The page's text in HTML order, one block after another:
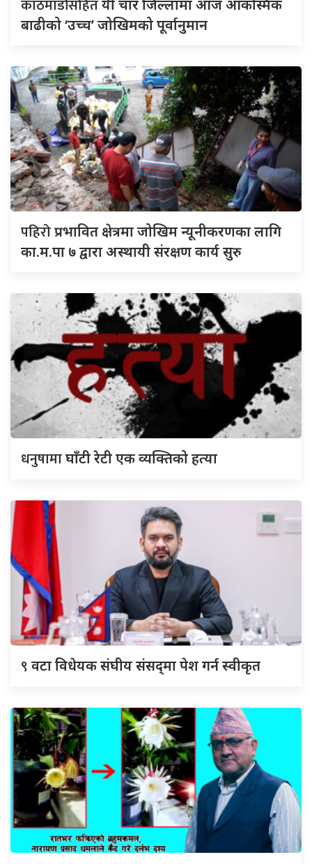
काठमाडौंसहितयी चार जिल्लामा आज आकस्मिक
बाढीको ‘उच्च’ जोखिमको पूर्वानुमान
पहिरोप्रभावित क्षेत्रमा जोखिम न्यूनीकरणका लागि
का.म.पा ७ द्वारा अस्थायी संरक्षण कार्य सुरु
धनुषामाघाँटी रेटी एक व्यक्तिको हत्या
९ वटा विधेयक संघीय संसद्‌मा पेश गर्न स्वीकृत